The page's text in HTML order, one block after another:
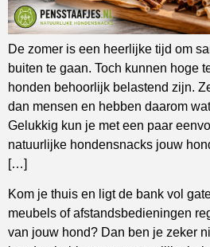
De zomer is een heerlijke tijd om
buiten te gaan. Toch kunnen hoge
honden behoorlijk belastend zijn.
dan mensen en hebben daarom
Gelukkig kun je met een paar
natuurlijke hondensnacks jouw
[…]
Kom je thuis en ligt de bank vol
meubels of afstandsbedieningen
van jouw hond? Dan ben je zeker